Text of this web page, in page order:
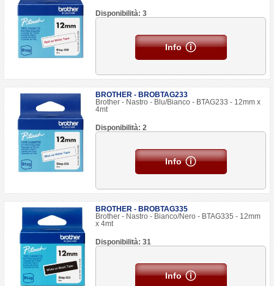
Disponibilità: 3
Info
BROTHER - BROBTAG233
Brother - Nastro - Blu/Bianco - BTAG233 - 12mm x
4mt
Disponibilità: 2
Info
BROTHER - BROBTAG335
Brother - Nastro - Bianco/Nero - BTAG335 - 12mm
x 4mt
Disponibilità: 31
Info